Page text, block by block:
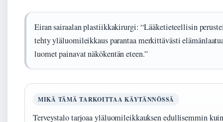
Eiran sairaalan plastiikkakirurgi: “Lääketieteellisin
tehty yläluomileikkaus parantaa merkittävästi
luomet painavat näkökentän eteen.”
MIKÄ TÄMÄ TARKOITTAA KÄYTÄNNÖSSÄ
Terveystalo tarjoaa yläluomileikkauksen edullisemmin